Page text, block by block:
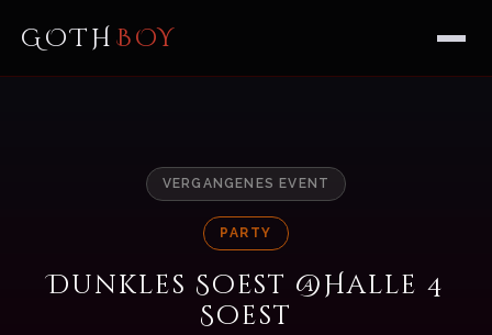
GOTH BOY
VERGANGENES EVENT
PARTY
Dunkles Soest @Halle 4
Soest